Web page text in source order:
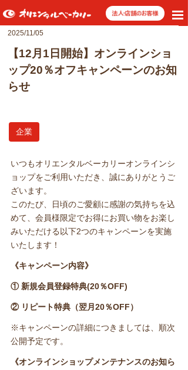
2025/11/05
【12月1日開始】オンラインショ
ップ20％オフキャンペーンのお知
らせ
企業
いつもオリエンタルベーカリーオンラインシ
ョップをご利用いただき、誠にありがとうご
ざいます。
このたび、日頃のご愛顧に感謝の気持ちを込
めて、会員様限定でお得にお買い物をお楽し
みいただける以下2つのキャンペーンを実施
いたします！
《キャンペーン内容》
① 新規会員登録特典(20％OFF)
② リピート特典（翌月20％OFF）
※キャンペーンの詳細につきましては、順次
公開予定です。
《オンラインショップメンテナンスのお知ら